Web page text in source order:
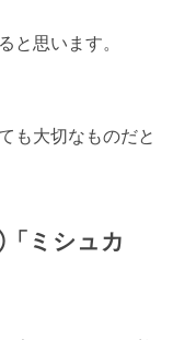
ます。
ものだと
ミシュカ